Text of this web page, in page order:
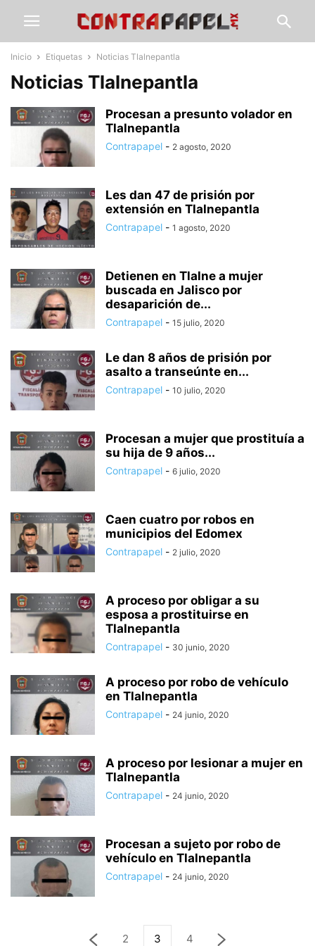
Inicio Etiquetas Noticias Tlalnepantla
Noticias Tlalnepantla
Procesan a presunto volador en
Tlalnepantla
Contrapapel - 2 agosto, 2020
Les dan 47 de prisión por
extensión en Tlalnepantla
Contrapapel - 1 agosto, 2020
Detienen en Tlalne a mujer
buscada en Jalisco por
desaparición de...
Contrapapel - 15 julio, 2020
Le dan 8 años de prisión por
asalto a transeúnte en...
Contrapapel - 10 julio, 2020
Procesan a mujer que prostituía a
su hija de 9 años...
Contrapapel - 6 julio, 2020
Caen cuatro por robos en
municipios del Edomex
Contrapapel - 2 julio, 2020
A proceso por obligar a su
esposa a prostituirse en
Tlalnepantla
Contrapapel - 30 junio, 2020
A proceso por robo de vehículo
en Tlalnepantla
Contrapapel - 24 junio, 2020
A proceso por lesionar a mujer en
Tlalnepantla
Contrapapel - 24 junio, 2020
Procesan a sujeto por robo de
vehículo en Tlalnepantla
Contrapapel - 24 junio, 2020
2 3 4